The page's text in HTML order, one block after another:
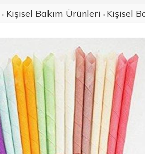
» Kişisel Bakım Ürünleri » Kişisel